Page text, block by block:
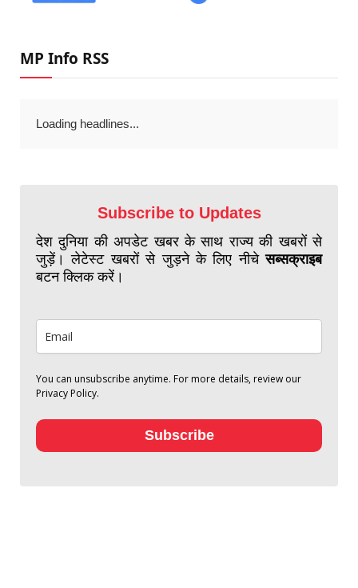
MP Info RSS
Loading headlines...
Subscribe to Updates
देश दुनिया की अपडेट खबर के साथ राज्य की खबरों से
जुड़ें। लेटेस्ट खबरों से जुड़ने के लिए नीचेसब्सक्राइब
बटन क्लिक करें।
You can unsubscribe anytime. For more details, review our
Privacy Policy.
Subscribe